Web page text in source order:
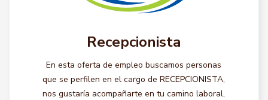
Recepcionista
En esta oferta de empleo buscamos personas
que se perfilen en el cargo de RECEPCIONISTA,
nos gustaría acompañarte en tu camino laboral,